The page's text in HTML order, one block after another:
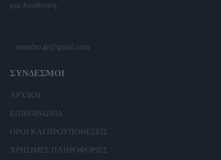
μας διεύθυνση.
enandro.gr@gmail.com
ΣΥΝΔΕΣΜΟΙ
ΑΡΧΙΚΗ
ΕΠΙΚΟΙΝΩΝΙΑ
ΟΡΟΙ ΚΑΙ ΠΡΟΫΠΟΘΕΣΕΙΣ
ΧΡΗΣΙΜΕΣ ΠΛΗΡΟΦΟΡΙΕΣ